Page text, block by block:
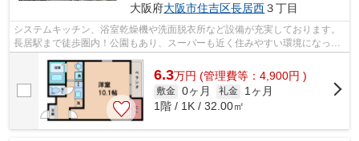
大阪府大阪市住吉区長居西３丁目
システムキッチン、浴室乾燥機や洗面脱衣所など設備が充実しております。
長居駅まで徒歩圏内！公園もあり、スーパーも近く住みやすい環境になって
おります。 ■□■□■□■□■□■□■□■□■□■□■...
6.3万円 (管理費等：4,900円 )
敷金 0ヶ月 礼金
1ヶ月
1階 / 1K / 32.00㎡